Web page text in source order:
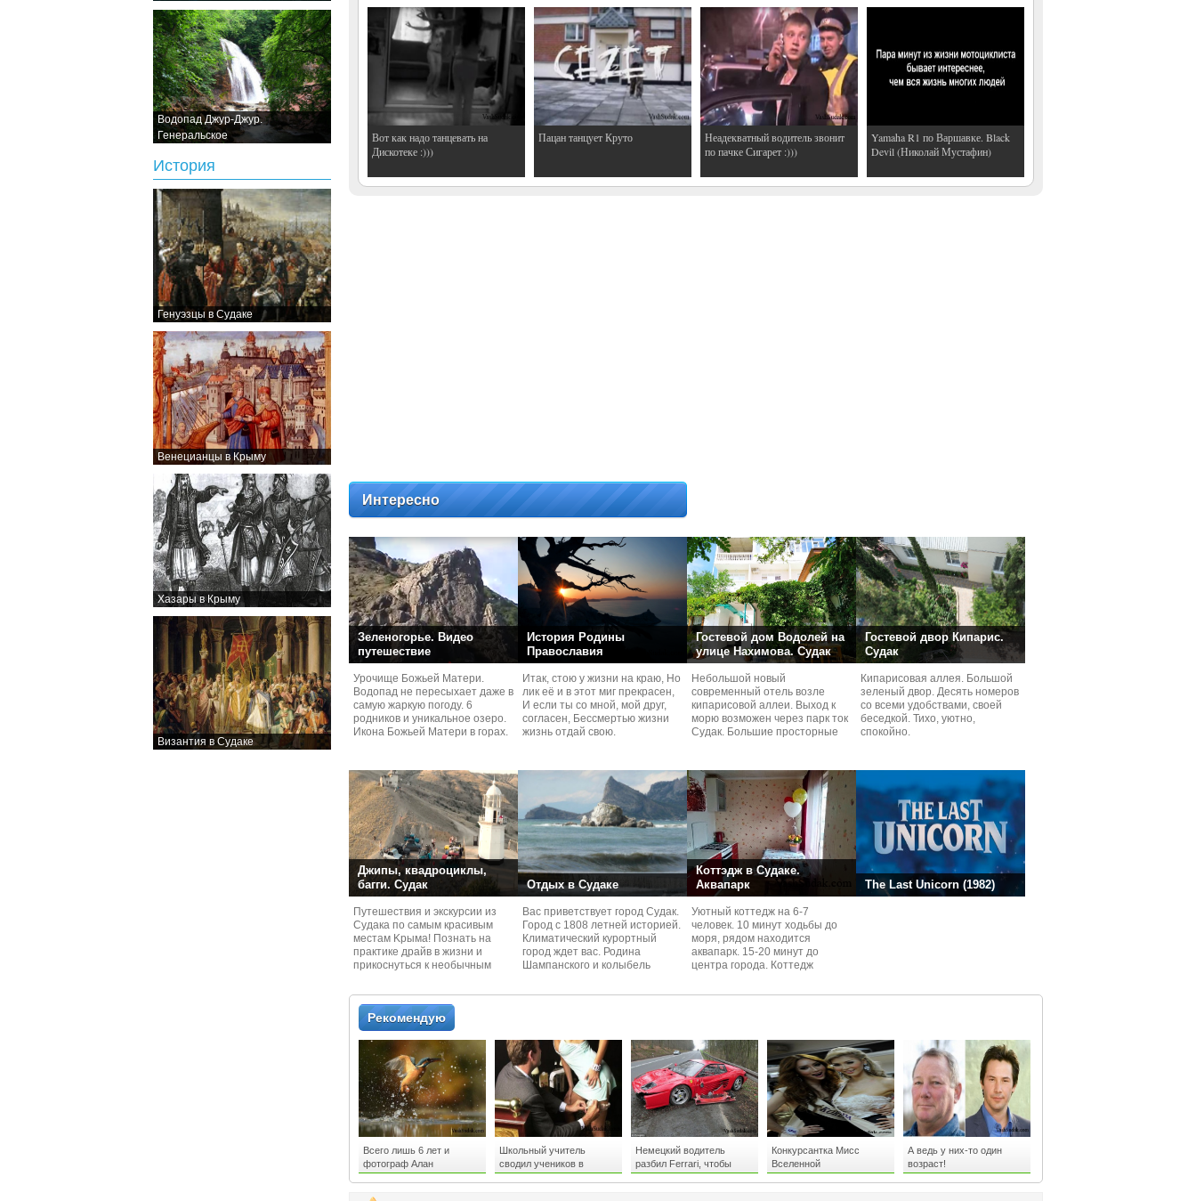
Водопад Джур-Джур.
Генеральское
История
Генуэзцы в Судаке
Венецианцы в Крыму
Хазары в Крыму
Византия в Судаке
Вот как надо танцевать на
Дискотеке :)))
Пацан танцует Круто
Неадекватный водитель звонит
по пачке Сигарет :)))
Yamaha R1 по Варшавке. Black
Devil (Николай Мустафин)
Интересно
Зеленогорье. Видео
путешествие
Урочище Божьей Матери.
Водопад не пересыхает даже в
самую жаркую погоду. 6
родников и уникальное озеро.
Икона Божьей Матери в горах.
История Родины
Православия
Итак, стою у жизни на краю, Но
лик её и в этот миг прекрасен,
И если ты со мной, мой друг,
согласен, Бессмертью жизни
жизнь отдай свою.
Гостевой дом Водолей на
улице Нахимова. Судак
Небольшой новый
современный отель возле
кипарисовой аллеи. Выход к
морю возможен через парк ток
Судaк. Большие просторные
Гостевой двор Кипарис.
Судак
Кипарисовая аллея. Большой
зеленый двор. Десять номеров
со всеми удобствами, своей
беседкой. Тихо, уютно,
спокойно.
Джипы, квадроциклы,
багги. Судак
Путешествия и экскурcии из
Судaка по самым красивым
местам Kрыма! Познать на
практике драйв в жизни и
прикоснуться к необычным
Отдых в Судаке
Вас приветствует город Судак.
Город с 1808 летней историей.
Климатический курортный
город ждет вас. Родина
Шампанского и колыбель
Коттэдж в Судаке.
Аквапарк
Уютный коттедж на 6-7
человек. 10 минут ходьбы до
моря, рядом находится
аквапарк. 15-20 минут до
центра города. Коттедж
The Last Unicorn (1982)
Рекомендую
Всего лишь 6 лет и
фотограф Алан
МакФэдьен из Шотландии
Школьный учитель
сводил учеников в
стриптиз-клуб
Немецкий водитель
разбил Ferrari, чтобы
спасти ежа
Конкурсантка Мисс
Вселенной
дисквалифицирована
А ведь у них-то один
возраст!